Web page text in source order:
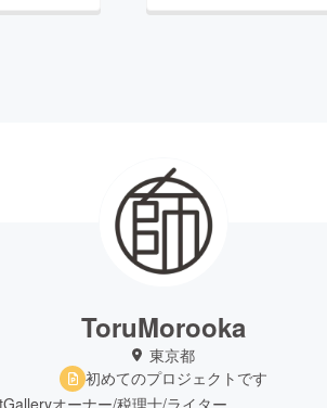
ToruMorooka
東京都
初めてのプロジェクトです